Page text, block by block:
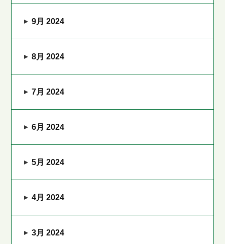
9月 2024
8月 2024
7月 2024
6月 2024
5月 2024
4月 2024
3月 2024